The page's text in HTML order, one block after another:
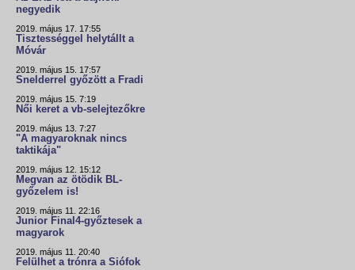
negyedik
2019. május 17. 17:55
Tisztességgel helytállt a
Móvár
2019. május 15. 17:57
Snelderrel győzött a Fradi
2019. május 15. 7:19
Női keret a vb-selejtezőkre
2019. május 13. 7:27
"A magyaroknak nincs
taktikája"
2019. május 12. 15:12
Megvan az ötödik BL-
győzelem is!
2019. május 11. 22:16
Junior Final4-győztesek a
magyarok
2019. május 11. 20:40
Felülhet a trónra a Siófok